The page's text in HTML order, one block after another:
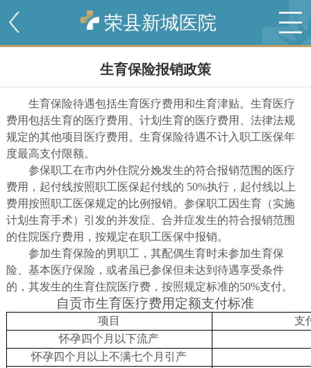
荣县新城医院
生育保险报销政策
生育保险待遇包括生育医疗费用和生育津贴。生育医疗
费用包括生育的医疗费用、计划生育的医疗费用、法律法规
规定的其他项目医疗费用。生育保险待遇不计入职工医保年
度最高支付限额。
参保职工在市内外住院分娩发生的符合报销范围的医疗
费用，起付线按照职工医保起付线的 50%执行，起付线以上
费用按照职工医保规定的比例报销。参保职工因生育（实施
计划生育手术）引发的并发症、合并症发生的符合报销范围
的住院医疗费用，按规定在职工医保中报销。
参加生育保险的男职工，其配偶生育时未参加生育保
险、基本医疗保险，或者虽已参保但未达到待遇享受条件
的，其发生的生育住院医疗费，按照规定标准的50%支付。
自贡市生育医疗费用定额支付标准
项目
支
怀孕四个月以下流产
怀孕四个月以上不满七个月引产